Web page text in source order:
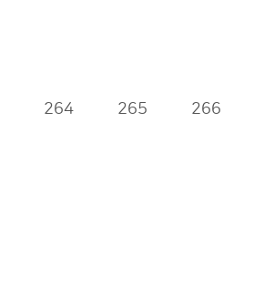
264 265 266